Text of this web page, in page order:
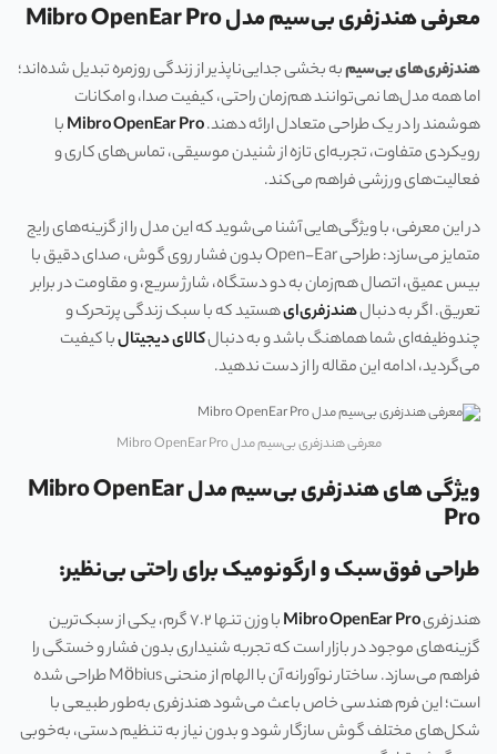
معرفی هندزفری بی‌سیم مدل Mibro OpenEar Pro
هندزفری‌های بی‌سیمبه بخشی جدایی‌ناپذیر از زندگی روزمره تبدیل شده‌اند؛
اما همه مدل‌ها نمی‌توانند هم‌زمان راحتی، کیفیت صدا، و امکانات
هوشمند را در یک طراحی متعادل ارائه دهند.Mibro OpenEar Proبا
رویکردی متفاوت، تجربه‌ای تازه از شنیدن موسیقی، تماس‌های کاری و
فعالیت‌های ورزشی فراهم می‌کند.
در این معرفی، با ویژگی‌هایی آشنا می‌شوید که این مدل را از گزینه‌های رایج
متمایز می‌سازد: طراحی Open-Ear بدون فشار روی گوش، صدای دقیق با
بیس عمیق، اتصال هم‌زمان به دو دستگاه، شارژ سریع، و مقاومت در برابر
تعریق. اگر به دنبالهندزفری‌ایهستید که با سبک زندگی پرتحرک و
چندوظیفه‌ای شما هماهنگ باشد و به دنبالکالای دیجیتالبا کیفیت
می‌گردید، ادامه این مقاله را از دست ندهید.
معرفی هندزفری بی‌سیم مدل Mibro OpenEar Pro
ویژگی های هندزفری بی‌سیم مدل Mibro OpenEar
Pro
طراحی فوق‌سبک و ارگونومیک برای راحتی بی‌نظیر:
هندزفریMibro OpenEar Pro
با وزن تنها ۷.۲ گرم، یکی از سبک‌ترین
گزینه‌های موجود در بازار است که تجربه شنیداری بدون فشار و خستگی را
فراهم می‌سازد. ساختار نوآورانه آن با الهام از منحنی Möbius طراحی شده
است؛ این فرم هندسی خاص باعث می‌شود هندزفری به‌طور طبیعی با
شکل‌های مختلف گوش سازگار شود و بدون نیاز به تنظیم دستی، به‌خوبی